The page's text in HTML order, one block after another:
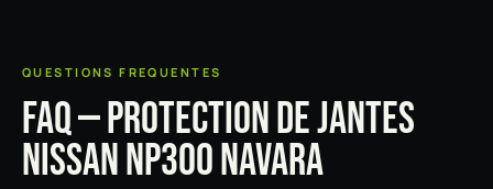
QUESTIONS FREQUENTES
FAQ — PROTECTION DE JANTES
NISSAN NP300 NAVARA